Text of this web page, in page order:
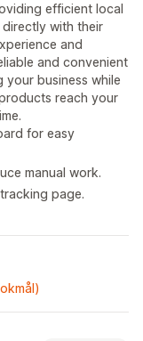
efficient local
with their
and
and convenient
your business while
reach your
for easy
manual work.
page.